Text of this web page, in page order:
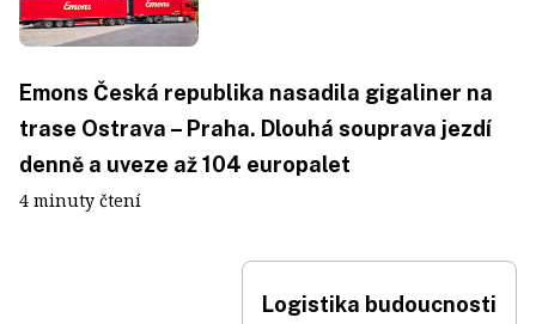
Emons Česká republika nasadila gigaliner na
trase Ostrava – Praha. Dlouhá souprava jezdí
denně a uveze až 104 europalet
4 minuty čtení
Logistika budoucnosti